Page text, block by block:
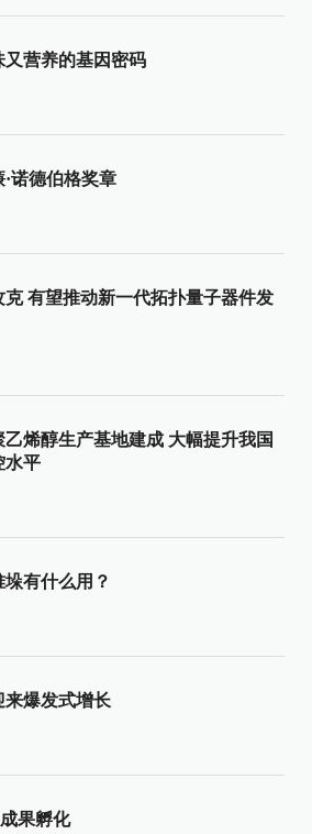
营养的基因密码
诺德伯格奖章
有望推动新一代拓扑量子器件发
烯醇生产基地建成 大幅提升我国
水平
垛有什么用？
来爆发式增长
果孵化